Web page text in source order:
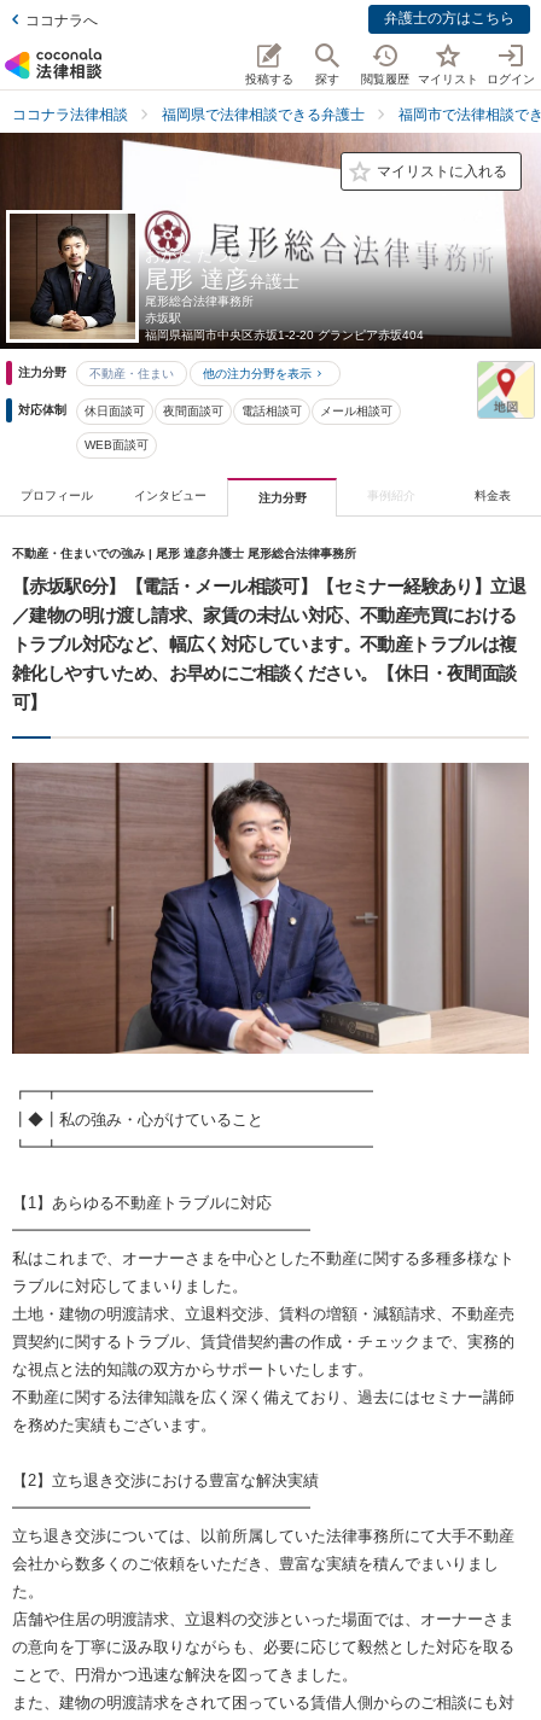
ココナラへ 弁護士の方はこちら
投稿する 探す 閲覧履歴 マイリスト ログイン
ココナラ法律相談 福岡県で法律相談できる弁護士 福岡市で法律相談で
マイリストに入れる
おがた たつひこ
尾形 達彦弁護士
尾形総合法律事務所
赤坂駅
福岡県福岡市中央区赤坂1-2-20 グランピア赤坂404
注力分野 不動産・住まい 他の注力分野を表示
対応体制 休日面談可 夜間面談可 電話相談可 メール相談可
WEB面談可
プロフィール インタビュー 注力分野 事例紹介 料金表
不動産・住まいでの強み | 尾形 達彦弁護士 尾形総合法律事務所
【赤坂駅6分】【電話・メール相談可】【セミナー経験あり】立退
／建物の明け渡し請求、家賃の未払い対応、不動産売買における
トラブル対応など、幅広く対応しています。不動産トラブルは複
雑化しやすいため、お早めにご相談ください。【休日・夜間面談
可】
┏━┳━━━━━━━━━━━━━━━━━━━━
┃◆┃私の強み・心がけていること
┗━┻━━━━━━━━━━━━━━━━━━━━
【1】あらゆる不動産トラブルに対応
━━━━━━━━━━━━━━━━━━━
私はこれまで、オーナーさまを中心とした不動産に関する多種多様なト
ラブルに対応してまいりました。
土地・建物の明渡請求、立退料交渉、賃料の増額・減額請求、不動産売
買契約に関するトラブル、賃貸借契約書の作成・チェックまで、実務的
な視点と法的知識の双方からサポートいたします。
不動産に関する法律知識を広く深く備えており、過去にはセミナー講師
を務めた実績もございます。
【2】立ち退き交渉における豊富な解決実績
━━━━━━━━━━━━━━━━━━━
立ち退き交渉については、以前所属していた法律事務所にて大手不動産
会社から数多くのご依頼をいただき、豊富な実績を積んでまいりまし
た。
店舗や住居の明渡請求、立退料の交渉といった場面では、オーナーさま
の意向を丁寧に汲み取りながらも、必要に応じて毅然とした対応を取る
ことで、円滑かつ迅速な解決を図ってきました。
また、建物の明渡請求をされて困っている賃借人側からのご相談にも対